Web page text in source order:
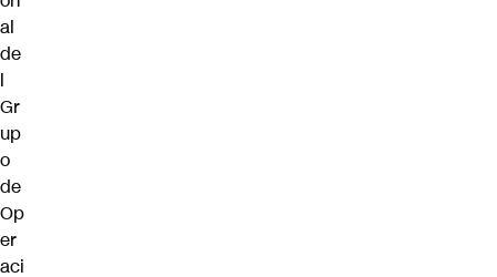
al
de
l
Gr
up
o
de
Op
er
aci